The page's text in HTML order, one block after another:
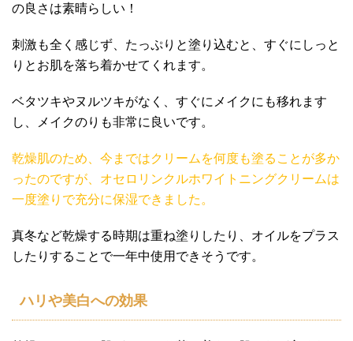
の良さは素晴らしい！
刺激も全く感じず、たっぷりと塗り込むと、すぐにしっと
りとお肌を落ち着かせてくれます。
ベタツキやヌルツキがなく、すぐにメイクにも移れます
し、メイクのりも非常に良いです。
乾燥肌のため、今まではクリームを何度も塗ることが多か
ったのですが、オセロリンクルホワイトニングクリームは
一度塗りで充分に保湿できました。
真冬など乾燥する時期は重ね塗りしたり、オイルをプラス
したりすることで一年中使用できそうです。
ハリや美白への効果